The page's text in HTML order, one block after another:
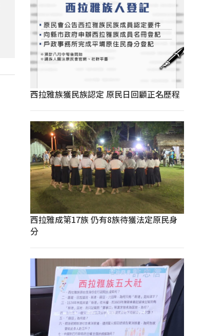
西拉雅族獲民族認定 原民日回顧正名歷程
西拉雅成第17族 仍有8族待獲法定原民身
分